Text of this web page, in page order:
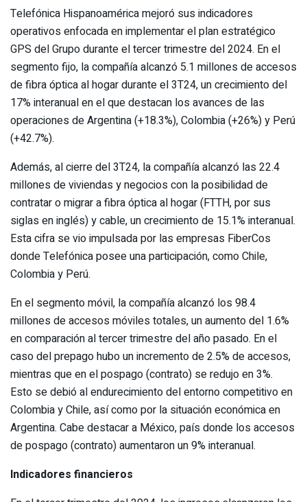
Telefónica Hispanoamérica mejoró sus indicadores
operativos enfocada en implementar el plan estratégico
GPS del Grupo durante el tercer trimestre del 2024. En el
segmento fijo, la compañía alcanzó 5.1 millones de accesos
de fibra óptica al hogar durante el 3T24, un crecimiento del
17% interanual en el que destacan los avances de las
operaciones de Argentina (+18.3%), Colombia (+26%) y Perú
(+42.7%).
Además, al cierre del 3T24, la compañía alcanzó las 22.4
millones de viviendas y negocios con la posibilidad de
contratar o migrar a fibra óptica al hogar (FTTH, por sus
siglas en inglés) y cable, un crecimiento de 15.1% interanual.
Esta cifra se vio impulsada por las empresas FiberCos
donde Telefónica posee una participación, como Chile,
Colombia y Perú.
En el segmento móvil, la compañía alcanzó los 98.4
millones de accesos móviles totales, un aumento del 1.6%
en comparación al tercer trimestre del año pasado. En el
caso del prepago hubo un incremento de 2.5% de accesos,
mientras que en el pospago (contrato) se redujo en 3%.
Esto se debió al endurecimiento del entorno competitivo en
Colombia y Chile, así como por la situación económica en
Argentina. Cabe destacar a México, país donde los accesos
de pospago (contrato) aumentaron un 9% interanual.
Indicadores financieros